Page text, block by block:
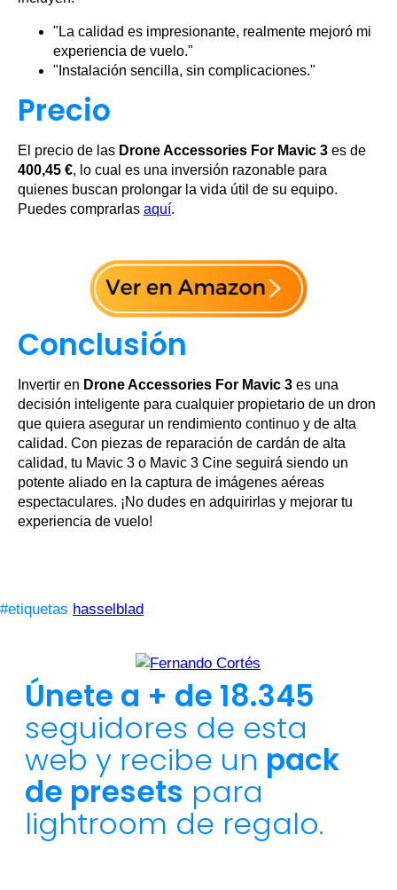
"La calidad es impresionante, realmente mejoró mi
experiencia de vuelo."
"Instalación sencilla, sin complicaciones."
Precio
El precio de las Drone Accessories For Mavic 3 es de
400,45 €, lo cual es una inversión razonable para
quienes buscan prolongar la vida útil de su equipo.
Puedes comprarlas aquí.
Conclusión
Invertir en Drone Accessories For Mavic 3 es una
decisión inteligente para cualquier propietario de un dron
que quiera asegurar un rendimiento continuo y de alta
calidad. Con piezas de reparación de cardán de alta
calidad, tu Mavic 3 o Mavic 3 Cine seguirá siendo un
potente aliado en la captura de imágenes aéreas
espectaculares. ¡No dudes en adquirirlas y mejorar tu
experiencia de vuelo!
#etiquetas hasselblad
Únete a + de 18.345
seguidores de esta
web y recibe un pack
de presets para
lightroom de regalo.